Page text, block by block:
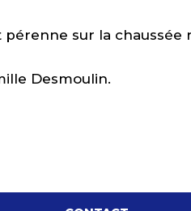
sur la chaussée
Desmoulin.